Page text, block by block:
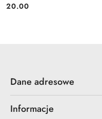
Cena:
20.00
Dane adresowe
Informacje